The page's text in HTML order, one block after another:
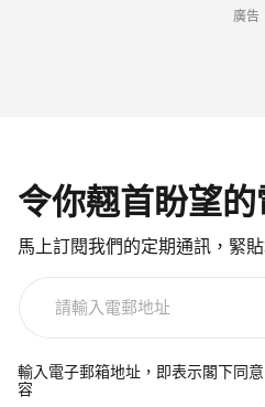
廣告
令你翹首盼望的
馬上訂閱我們的定期通訊，緊
電
郵
輸入電子郵箱地址，即表示閣下同意
容